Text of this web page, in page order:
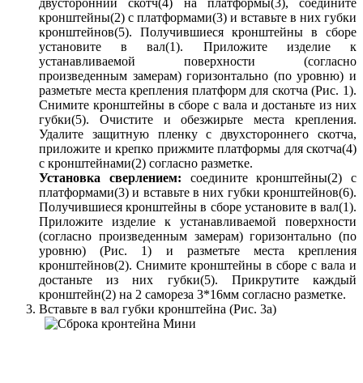
двусторонний скотч(4) на платформы(3), соедините
кронштейны(2) с платформами(3) и вставьте в них губки
кронштейнов(5). Получившиеся кронштейны в сборе
установите в вал(1). Приложите изделие к
устанавливаемой поверхности (согласно
произведенным замерам) горизонтально (по уровню) и
разметьте места крепления платформ для скотча (Рис. 1).
Снимите кронштейны в сборе с вала и достаньте из них
губки(5). Очистите и обезжирьте места крепления.
Удалите защитную пленку с двухстороннего скотча,
приложите и крепко прижмите платформы для скотча(4)
с кронштейнами(2) согласно разметке.
Установка сверлением: соедините кронштейны(2) с
платформами(3) и вставьте в них губки кронштейнов(6).
Получившиеся кронштейны в сборе установите в вал(1).
Приложите изделие к устанавливаемой поверхности
(согласно произведенным замерам) горизонтально (по
уровню) (Рис. 1) и разметьте места крепления
кронштейнов(2). Снимите кронштейны в сборе с вала и
достаньте из них губки(5). Прикрутите каждый
кронштейн(2) на 2 самореза 3*16мм согласно разметке.
Вставьте в вал губки кронштейна (Рис. 3а)